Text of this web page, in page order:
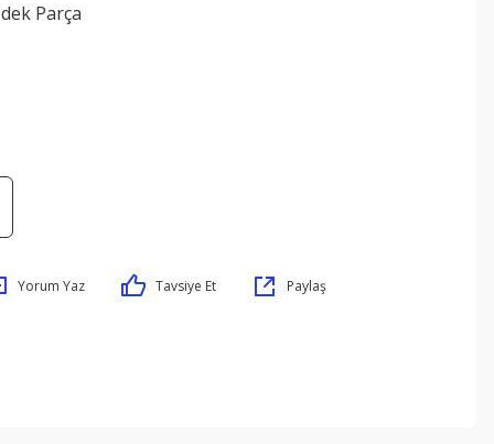
Parça
Yorum Yaz Tavsiye Et Paylaş